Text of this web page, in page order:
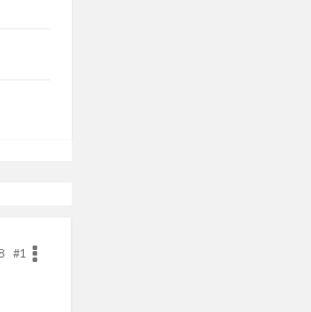
#1